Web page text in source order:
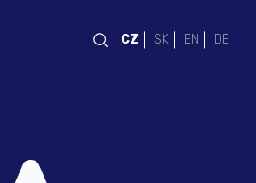
CZ SK EN DE